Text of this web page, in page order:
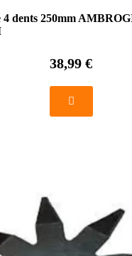
4 dents 250mm
38,99 €